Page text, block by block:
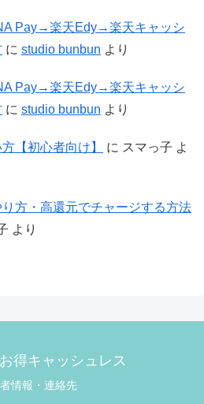
Pay→楽天Edy→楽天キャッシ
に studio bunbun より
Pay→楽天Edy→楽天キャッシ
に studio bunbun より
【初心者向け】 に スマっ子 よ
方・高還元でチャージする方法
より
得キャッシュレス
情報・連絡先